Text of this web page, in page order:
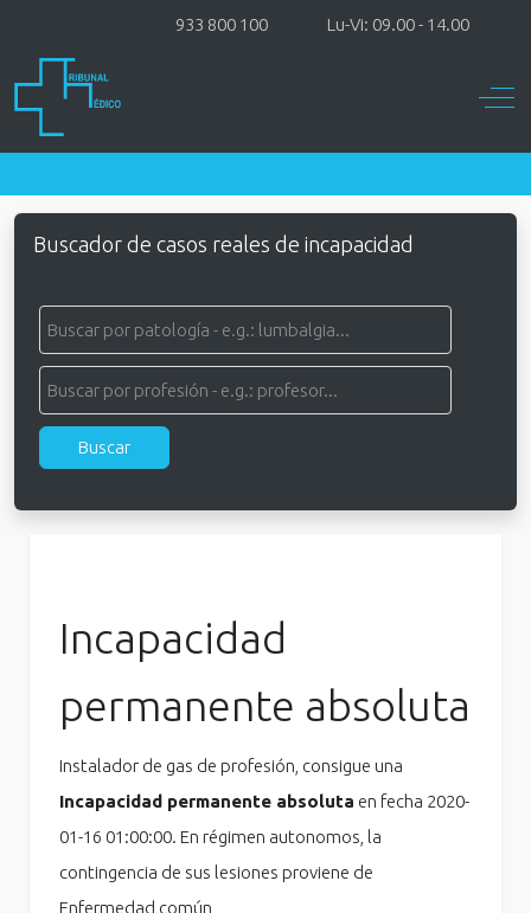
933 800 100 Lu-Vi: 09.00 - 14.00
Off-
Buscador de casos reales de incapacidad
Incapacidad
permanente absoluta
Instalador de gas de profesión, consigue una
Incapacidad permanente absoluta en fecha 2020-
01-16 01:00:00. En régimen autonomos, la
contingencia de sus lesiones proviene de
Enfermedad común